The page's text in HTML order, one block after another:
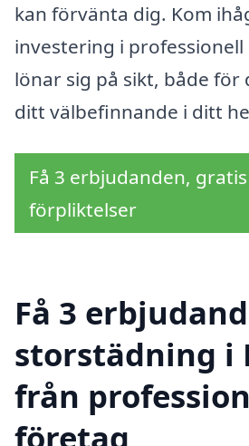
kan förvänta dig. Kom
investering i
lönar sig på sikt, både för
ditt välbefinnande i ditt
Få 3 erbjudanden,
förpliktelser
Få 3
storstädning i
från
företag